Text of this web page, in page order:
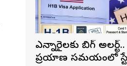
ఎన్నారైలకు బిగ్ అలర్ట్..
ప్రయాణ సమయంలో